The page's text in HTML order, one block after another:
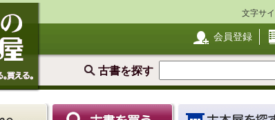
文字サ
会員登録
古書を探す